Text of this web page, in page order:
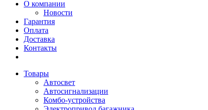
О компании
Новости
Гарантия
Оплата
Доставка
Контакты
Товары
Автосвет
Автосигнализации
Комбо-устройства